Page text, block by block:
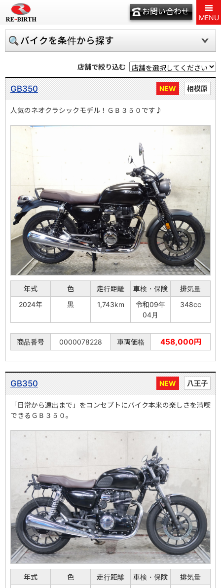
お問い合わせ
MENU
バイクを条件から探す
店舗で絞り込む
NEW 相模原
GB350
人気のネオクラシックモデル！ＧＢ３５０です♪
年式 色 走行距離 車検・保険
排気量
2024年
黒 1,743km
令和09年
04月
348cc
商品番号 0000078228 車両価格 458,000円
NEW 八王子
GB350
「日常から遠出まで」をコンセプトにバイク本来の楽しさを満喫
できるＧＢ３５０。
年式 色 走行距離 車検・保険
排気量